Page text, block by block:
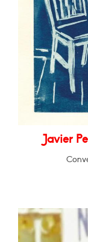
Javier